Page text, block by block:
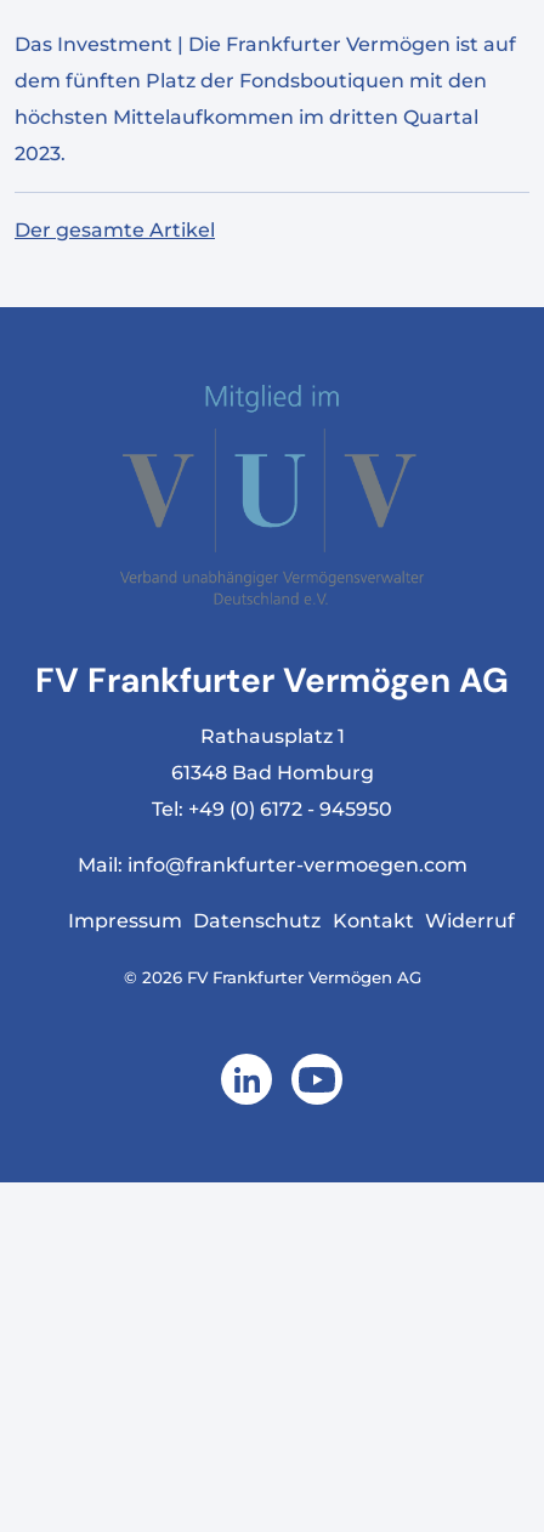
Das Investment | Die Frankfurter Vermögen ist auf
dem fünften Platz der Fondsboutiquen mit den
höchsten Mittelaufkommen im dritten Quartal
2023.
Der gesamte Artikel
FV Frankfurter Vermögen AG
Rathausplatz 1
61348 Bad Homburg
Tel: +49 (0) 6172 - 945950
Mail: info@frankfurter-vermoegen.com
Impressum Datenschutz Kontakt Widerruf
© 2026 FV Frankfurter Vermögen AG